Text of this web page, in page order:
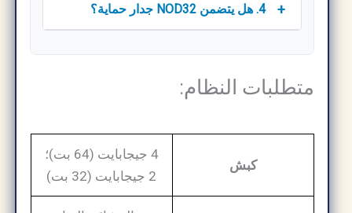
4. هل يتضمن NOD32 جدار حماية؟ +
متطلبات النظام:
كبش
4 جيجابايت (64 بت)؛